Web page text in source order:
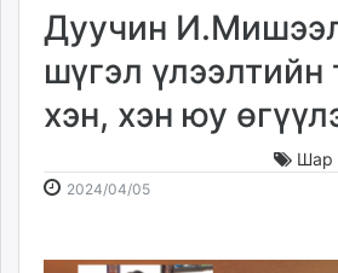
Төрийн
Нийслэлийн
dorgio.mn
caak.mn
Дуучин
шүгэл үлээлтийн
хэн, хэн юу
Шар
2024/04/052024-
2026-